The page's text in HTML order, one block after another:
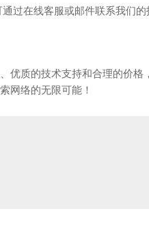
过在线客服或邮件联系我们的
优质的技术支持和合理的价格，
网络的无限可能！